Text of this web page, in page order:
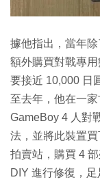
據他指出，當年
額外購買對戰專
要接近 10,000 日
至去年，他在一
GameBoy 4 人對
法，並將此裝置
拍賣站，購買 4
DIY 進行修復，